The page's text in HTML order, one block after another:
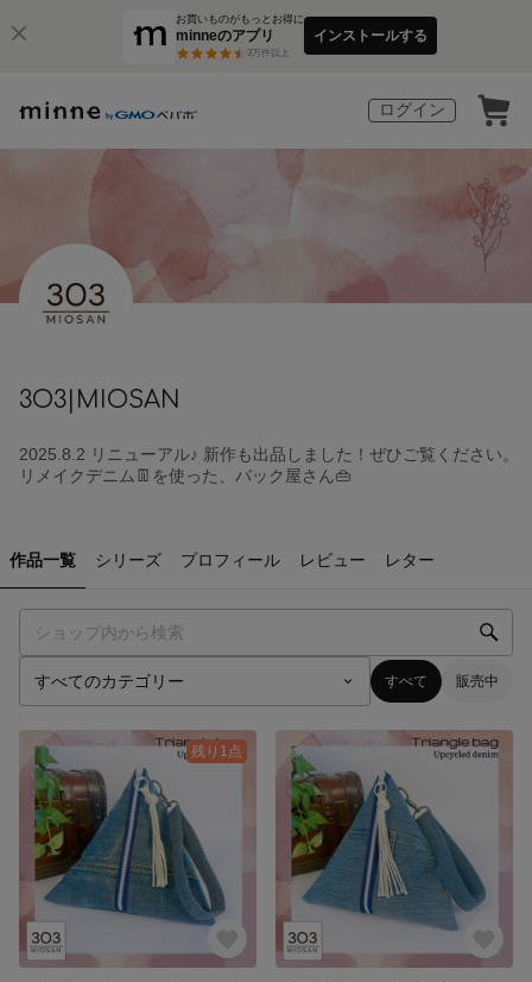
お買いものがもっとお得に
minneのアプリ
3万件以上
インストールする
ログイン
3O3|MIOSAN
2025.8.2 リニューアル♪ 新作も出品しました！ぜひご覧ください。
リメイクデニム👖を使った、バック屋さん👜
作品一覧 シリーズ プロフィール レビュー レター
すべて 販売中
残り1点